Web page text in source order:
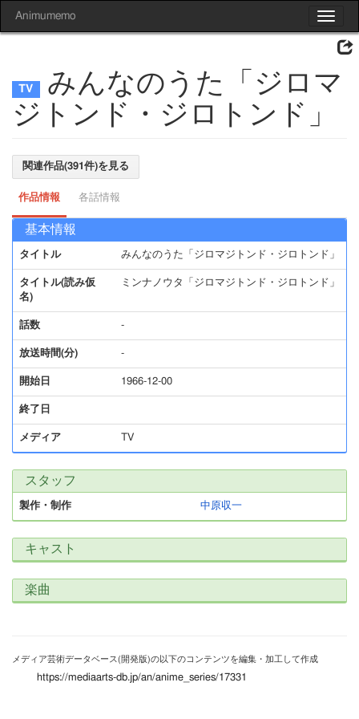
Toggle
Animumemo
みんなのうた「ジロマ
ジトンド・ジロトンド」
関連作品(391件)を見る
作品情報 各話情報
基本情報
タイトル みんなのうた「ジロマジトンド・ジロトンド」
タイトル(読み仮
名)
ミンナノウタ「ジロマジトンド・ジロトンド」
話数 -
放送時間(分) -
開始日 1966-12-00
終了日
メディア TV
スタッフ
製作・制作 中原収一
キャスト
楽曲
メディア芸術データベース(開発版)の以下のコンテンツを編集・加工して作成
https://mediaarts-db.jp/an/anime_series/17331